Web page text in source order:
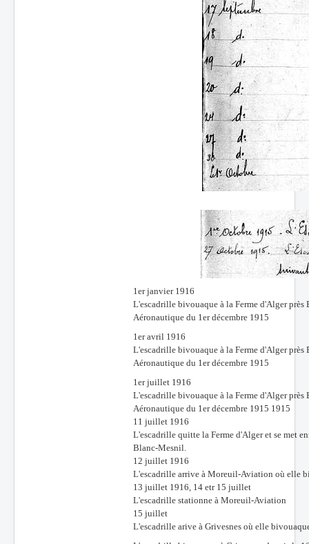
1er janvier 1916
L'escadrille bivouaque à la Ferme d'Alger
Aéronautique du 1er décembre 1915
1er avril 1916
L'escadrille bivouaque à la Ferme d'Alger
Aéronautique du 1er décembre 1915
1er juillet 1916
L'escadrille bivouaque à la Ferme d'Alger
Aéronautique du 1er décembre 1915 1915
11 juillet 1916
L'escadrille quitte la Ferme d'Alger et se met
Blanc-Mesnil.
12 juillet 1916
L'escadrille arrive à Moreuil-Aviation où elle
13 juillet 1916, 14 etr 15 juillet
L'escadrille stationne à Moreuil-Aviation
15 juillet
L'escadrille arive à Grivesnes où elle